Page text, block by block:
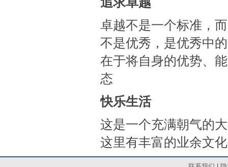
卓越不是一个标准，
不是优秀，是优秀中
在于将自身的优势、
态
快乐生活
这是一个充满朝气的
这里有丰富的业余文